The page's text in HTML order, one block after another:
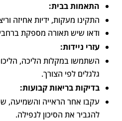
התאמות בבית:
התקינו מעקות, ידיות אחיזה
ודאו שיש תאורה מספקת
עזרי ניידות:
השתמשו במקלות הליכה,
גלגלים לפי הצורך.
בדיקות בריאות קבועות:
עקבו אחר הראייה והשמיעה,
להגביר את הסיכון לנפילה.